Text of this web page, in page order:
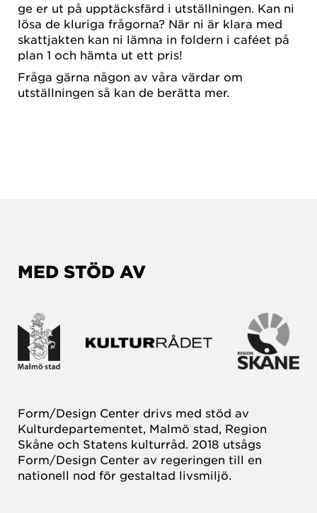
ge er ut på upptäcksfärd i utställningen. Kan ni
lösa de kluriga frågorna? När ni är klara med
skattjakten kan ni lämna in foldern i caféet på
plan 1 och hämta ut ett pris!
Fråga gärna någon av våra värdar om
utställningen så kan de berätta mer.
MED STÖD AV
Form/Design Center drivs med stöd av
Kulturdepartementet, Malmö stad, Region
Skåne och Statens kulturråd. 2018 utsågs
Form/Design Center av regeringen till en
nationell nod för gestaltad livsmiljö.